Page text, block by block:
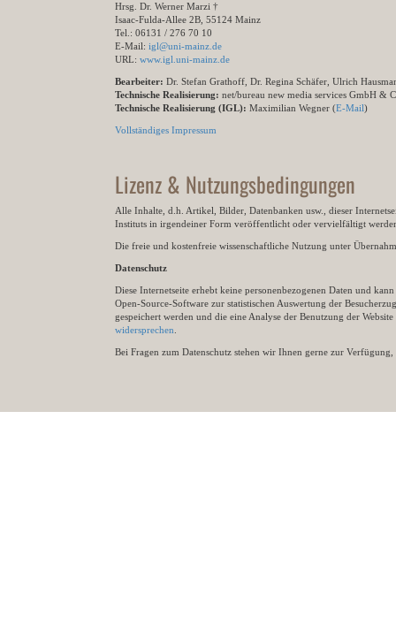
Hrsg. Dr. Werner Marzi †
Isaac-Fulda-Allee 2B, 55124 Mainz
Tel.: 06131 / 276 70 10
E-Mail: igl@uni-mainz.de
URL: www.igl.uni-mainz.de
Bearbeiter: Dr. Stefan Grathoff, Dr. Regina Schäfer, Ulrich
Technische Realisierung: net/bureau new media services GmbH &
Technische Realisierung (IGL): Maximilian Wegner (E-Mail)
Vollständiges Impressum
Lizenz & Nutzungsbedingungen
Alle Inhalte, d.h. Artikel, Bilder, Datenbanken usw., dieser
Instituts in irgendeiner Form veröffentlicht oder vervielfältigt
Die freie und kostenfreie wissenschaftliche Nutzung unter
Datenschutz
Diese Internetseite erhebt keine personenbezogenen Daten und
Open-Source-Software zur statistischen Auswertung der
gespeichert werden und die eine Analyse der Benutzung der
widersprechen
Bei Fragen zum Datenschutz stehen wir Ihnen gerne zur